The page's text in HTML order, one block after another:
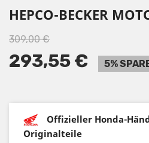
HEPCO-BECKER
309,00 €
293,55 € 5%
Offizieller Honda-
Originalteile